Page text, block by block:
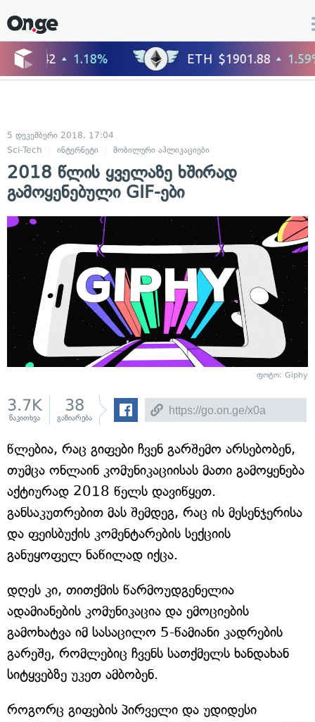
5 დეკემბერი 2018, 17:04
Sci-Tech
ინტერნეტი მობილური აპლიკაციები
2018 წლის ყველაზე ხშირად
გამოყენებული GIF-ები
ფოტო: Giphy
3.7K
წაკითხვა
38
გაზიარება
წლებია, რაც გიფები ჩვენ გარშემო არსებობენ,
თუმცა ონლაინ კომუნიკაციისას მათი გამოყენება
აქტიურად 2018 წელს დავიწყეთ.
განსაკუთრებით მას შემდეგ, რაც ის მესენჯერისა
და ფეისბუქის კომენტარების სექციის
განუყოფელ ნაწილად იქცა.
დღეს კი, თითქმის წარმოუდგენელია
ადამიანების კომუნიკაცია და ემოციების
გამოხატვა იმ სასაცილო 5-წამიანი კადრების
გარეშე, რომლებიც ჩვენს სათქმელს ხანდახან
სიტყვებზე უკეთ ამბობენ.
როგორც გიფების პირველი და უდიდესი